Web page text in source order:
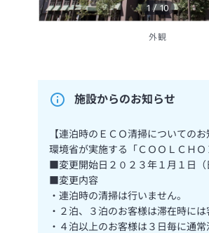
1 /10
外観
施設からのお知らせ
【連泊時のＥＣＯ清掃についてのお
環境省が実施する「ＣＯＯＬＣＨ
■変更開始日２０２３年１月１日（
■変更内容
・連泊時の清掃は行いません。
・２泊、３泊のお客様は滞在時には
・４泊以上のお客様は３日毎に通常